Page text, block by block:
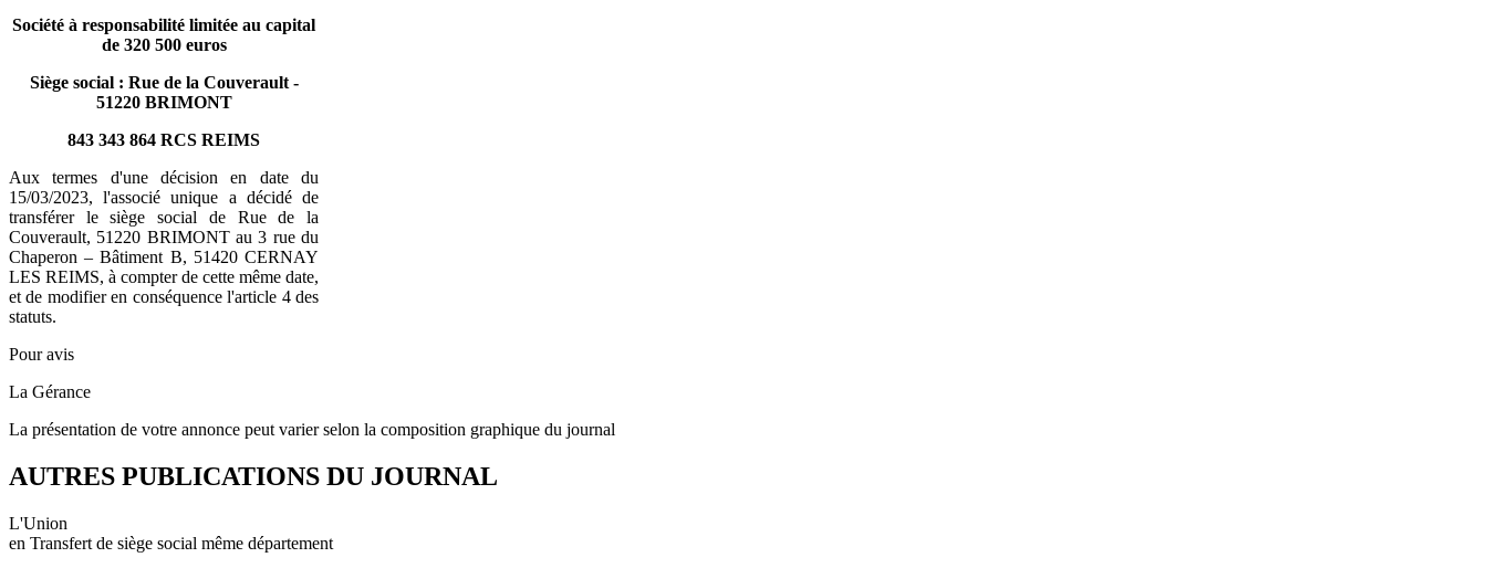
Société à responsabilité limitée au capital
de 320 500 euros
Siège social : Rue de la Couverault -
51220 BRIMONT
843 343 864 RCS REIMS
Aux termes d'une décision en date du
15/03/2023, l'associé unique a décidé de
transférer le siège social de Rue de la
Couverault, 51220 BRIMONT au 3 rue du
Chaperon – Bâtiment B, 51420 CERNAY
LES REIMS, à compter de cette même date,
et de modifier en conséquence l'article 4 des
statuts.
Pour avis
La Gérance
La présentation de votre annonce peut varier selon la composition graphique du journal
AUTRES PUBLICATIONS DU JOURNAL
L'Union
en Transfert de siège social même département